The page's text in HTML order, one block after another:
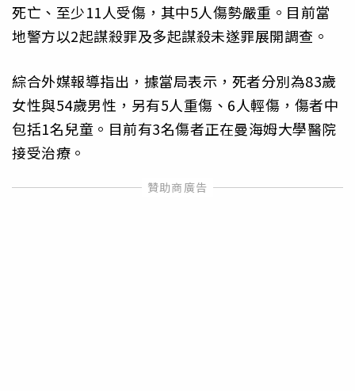
死亡、至少11人受傷，其中5人傷勢嚴重。目前當
地警方以2起謀殺罪及多起謀殺未遂罪展開調查。
綜合外媒報導指出，據當局表示，死者分別為83歲
女性與54歲男性，另有5人重傷、6人輕傷，傷者中
包括1名兒童。目前有3名傷者正在曼海姆大學醫院
接受治療。